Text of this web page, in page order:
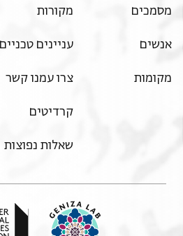
מסמכים
אנשים
מקומות
מקורות
עניינים טכניים
צרו עמנו קשר
קרדיטים
שאלות נפוצות